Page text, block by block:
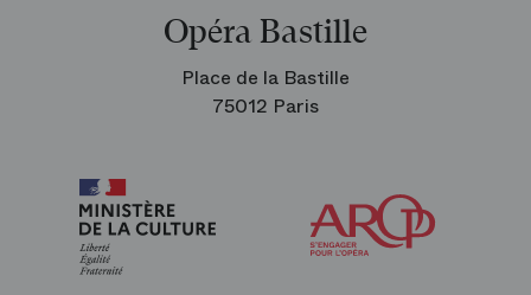
Opéra Bastille
Place de la Bastille
75012 Paris